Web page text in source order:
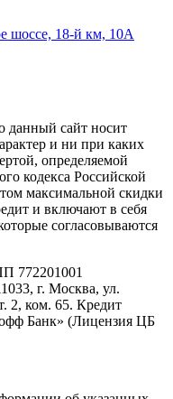
шоссе, 18-й км, 10А
данный сайт носит
и ни при каких
определяемой
кодекса Российской
максимальной скидки
и включают в себя
согласовываются
772201001
г. Москва, ул.
2, ком. 65. Кредит
Банк» (Лицензия ЦБ